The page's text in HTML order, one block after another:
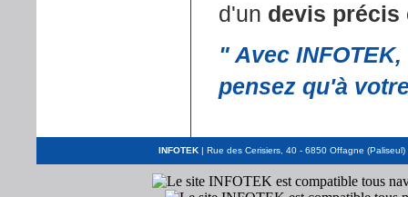
d'un devis précis
" Avec
pensez qu'à
INFOTEK | Rue des Cerisiers, 40 - 6850 Offagne